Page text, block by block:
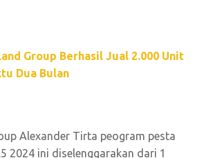
Group Berhasil Jual 2.000 Unit
Dua Bulan
Alexander Tirta peogram pesta
2024 ini diselenggarakan dari 1